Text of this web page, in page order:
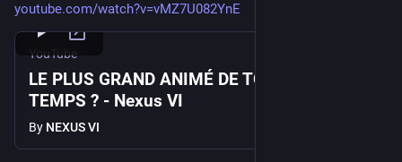
youtube.com/watch?v=vMZ7U082YnE
YouTube
LE PLUS GRAND ANIMÉ DE TOUS LES
TEMPS ? - Nexus VI
By NEXUS VI